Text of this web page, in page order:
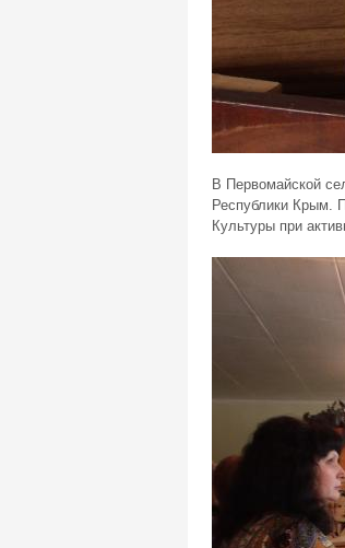
В Первомайской
Республики Крым.
Культуры при